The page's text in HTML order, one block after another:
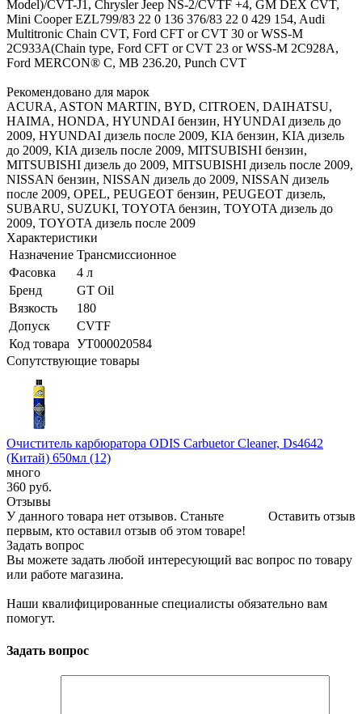
Model)/CVT-J1, Chrysler Jeep NS-2/CVTF +4, GM DEX CVT,
Mini Cooper EZL799/83 22 0 136 376/83 22 0 429 154, Audi
Multitronic Chain CVT, Ford CFT or CVT 30 or WSS-M
2C933A(Chain type, Ford CFT or CVT 23 or WSS-M 2C928A,
Ford MERCON® C, MB 236.20, Punch CVT
Рекомендовано для марок
ACURA, ASTON MARTIN, BYD, CITROEN, DAIHATSU,
HAIMA, HONDA, HYUNDAI бензин, HYUNDAI дизель до
2009, HYUNDAI дизель после 2009, KIA бензин, KIA дизель
до 2009, KIA дизель после 2009, MITSUBISHI бензин,
MITSUBISHI дизель до 2009, MITSUBISHI дизель после 2009,
NISSAN бензин, NISSAN дизель до 2009, NISSAN дизель
после 2009, OPEL, PEUGEOT бензин, PEUGEOT дизель,
SUBARU, SUZUKI, TOYOTA бензин, TOYOTA дизель до
2009, TOYOTA дизель после 2009
Характеристики
Назначение Трансмиссионное
Фасовка
4 л
Бренд
GT Oil
Вязкость
180
Допуск
CVTF
Код товара УТ000020584
Сопутствующие товары
Очиститель карбюратора ODIS Carbuetor Cleaner, Ds4642
(Китай) 650мл (12)
много
360 руб.
Отзывы
Оставить отзыв
У данного товара нет отзывов. Станьте
первым, кто оставил отзыв об этом товаре!
Задать вопрос
Вы можете задать любой интересующий вас вопрос по товару
или работе магазина.
Наши квалифицированные специалисты обязательно вам
помогут.
Задать вопрос